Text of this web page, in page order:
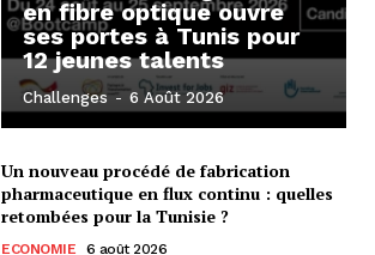
en fibre optique ouvre
ses portes à Tunis pour
12 jeunes talents
Challenges - 6 Août 2026
Un nouveau procédé de fabrication
pharmaceutique en flux continu : quelles
retombées pour la Tunisie ?
ECONOMIE 6 août 2026